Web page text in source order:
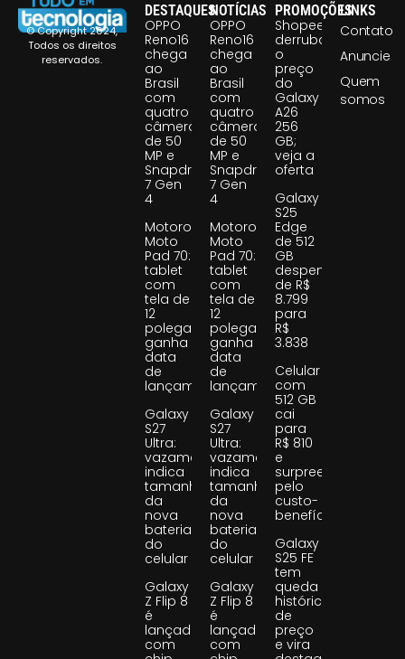
© Copyright 2024,
Todos os direitos
reservados.
DESTAQUES
OPPO
Reno16
chega
ao
Brasil
com
quatro
câmeras
de 50
MP e
Snapdragon
7 Gen
4
Motorola
Moto
Pad 70:
tablet
com
tela de
12
polegadas
ganha
data
de
lançamento
Galaxy
S27
Ultra:
vazamento
indica
tamanho
da
nova
bateria
do
celular
Galaxy
Z Flip 8
é
lançado
com
NOTÍCIAS
OPPO
Reno16
chega
ao
Brasil
com
quatro
câmeras
de 50
MP e
Snapdragon
7 Gen
4
Motorola
Moto
Pad 70:
tablet
com
tela de
12
polegadas
ganha
data
de
lançamento
Galaxy
S27
Ultra:
vazamento
indica
tamanho
da
nova
bateria
do
celular
Galaxy
Z Flip 8
é
lançado
com
PROMOÇÕES
Shopee
derruba
o
preço
do
Galaxy
A26
256
GB;
veja a
oferta
Galaxy
S25
Edge
de 512
GB
despenca
de R$
8.799
para
R$
3.838
Celular
com
512 GB
cai
para
R$ 810
e
surpreende
pelo
custo-
benefício
Galaxy
S25 FE
tem
queda
histórica
de
preço
e vira
LINKS
Contato
Anuncie
Quem
somos